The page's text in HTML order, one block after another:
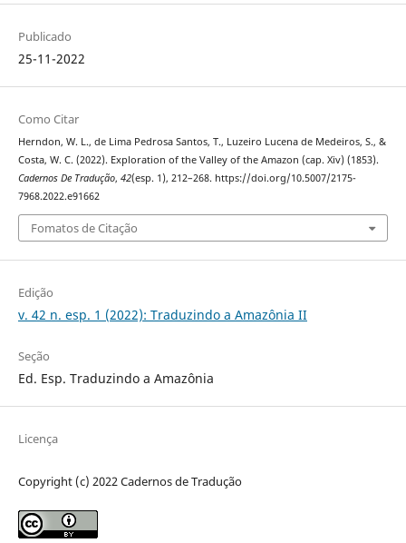
Publicado
25-11-2022
Como Citar
Herndon, W. L., de Lima Pedrosa Santos, T., Luzeiro Lucena de Medeiros, S., &
Costa, W. C. (2022). Exploration of the Valley of the Amazon (cap. Xiv) (1853).
Cadernos De Tradução, 42(esp. 1), 212–268. https://doi.org/10.5007/2175-
7968.2022.e91662
Fomatos de Citação
Edição
v. 42 n. esp. 1 (2022): Traduzindo a Amazônia II
Seção
Ed. Esp. Traduzindo a Amazônia
Licença
Copyright (c) 2022 Cadernos de Tradução